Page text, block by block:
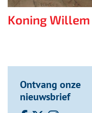
Koning
Ontvang onze
nieuwsbrief